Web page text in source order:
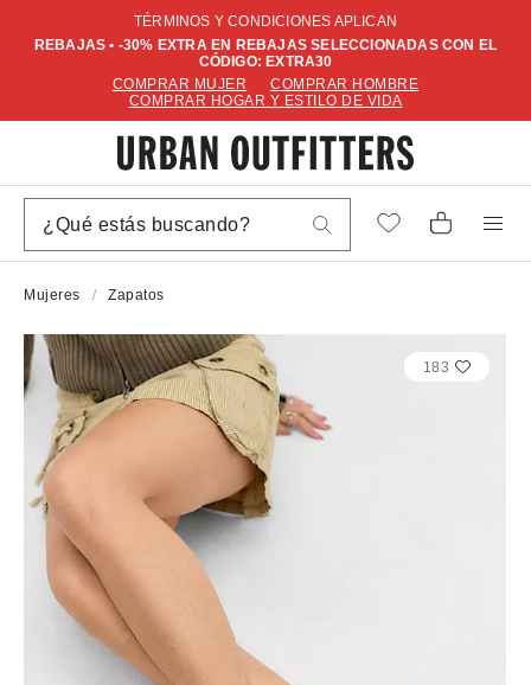
TÉRMINOS Y CONDICIONES APLICAN
REBAJAS • -30% EXTRA EN REBAJAS SELECCIONADAS CON EL
CÓDIGO: EXTRA30
COMPRAR MUJER
COMPRAR HOMBRE
COMPRAR HOGAR Y ESTILO DE VIDA
Mujeres Zapatos
183